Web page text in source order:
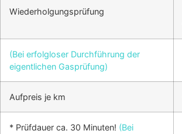
Wiederholgungsprüfung
(Bei erfolgloser Durchführung der
eigentlichen Gasprüfung)
Aufpreis je km
* Prüfdauer ca. 30 Minuten! (Bei